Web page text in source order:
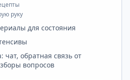
руку
для состояния
чат, обратная связь от
вопросов